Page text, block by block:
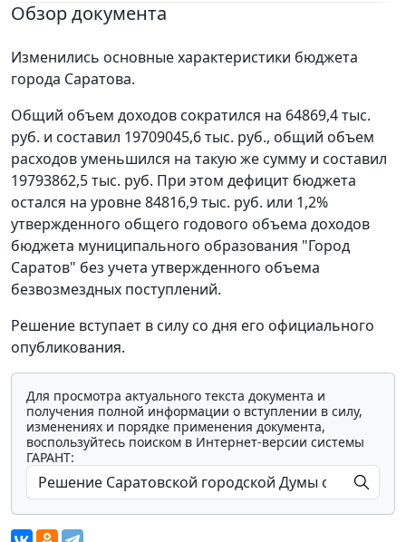
Обзор документа
Изменились основные характеристики бюджета
города Саратова.
Общий объем доходов сократился на 64869,4 тыс.
руб. и составил 19709045,6 тыс. руб., общий объем
расходов уменьшился на такую же сумму и составил
19793862,5 тыс. руб. При этом дефицит бюджета
остался на уровне 84816,9 тыс. руб. или 1,2%
утвержденного общего годового объема доходов
бюджета муниципального образования "Город
Саратов" без учета утвержденного объема
безвозмездных поступлений.
Решение вступает в силу со дня его официального
опубликования.
Для просмотра актуального текста документа и
получения полной информации о вступлении в силу,
изменениях и порядке применения документа,
воспользуйтесь поиском в Интернет-версии системы
ГАРАНТ: